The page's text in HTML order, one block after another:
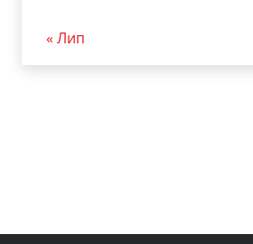
« Лип